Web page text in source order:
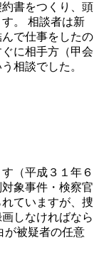
書をつくり、頭
。 相談者は新
で仕事をしたの
に相手方（甲会
相談でした。
（平成３１年６
象事件・検察官
ていますが、捜
しなければなら
が被疑者の任意